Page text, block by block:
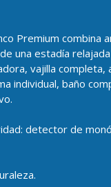
Premium combina
una estadía
vajilla completa,
individual, baño
detector de